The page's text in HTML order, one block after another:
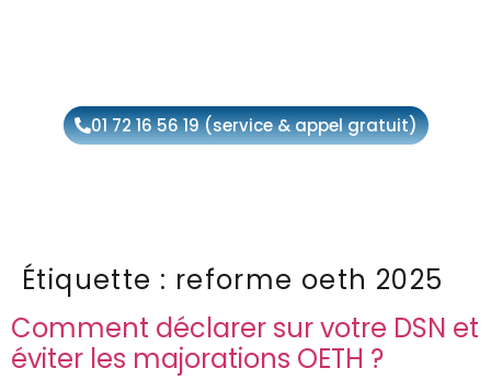
01 72 16 56 19 (service & appel gratuit)
Étiquette : reforme oeth 2025
Comment déclarer sur votre DSN et
éviter les majorations OETH ?